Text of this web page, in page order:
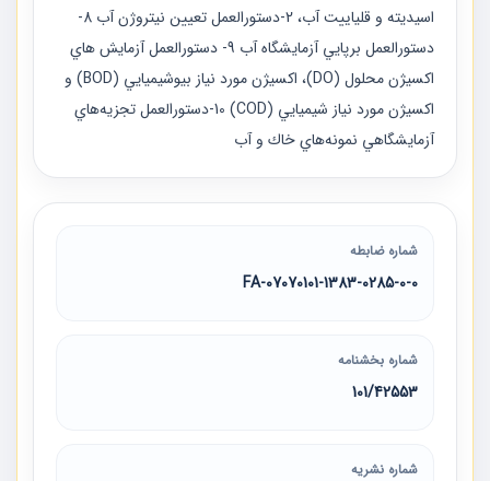
اسيديته و قلياييت آب، 2-دستورالعمل تعيين نيتروژن آب 8-
دستورالعمل برپايي آزمايشگاه آب 9- دستورالعمل آزمايش هاي
اكسيژن محلول (DO)، اكسيژن مورد نياز بيوشيميايي (BOD) و
اكسيژن مورد نياز شيميايي (COD) 10-دستورالعمل تجزيه‌هاي
آزمايشگاهي نمونه‌هاي خاك و آب
شماره ضابطه
07070101-1383-0285-0-0-FA
شماره بخشنامه
101/42553
شماره نشریه